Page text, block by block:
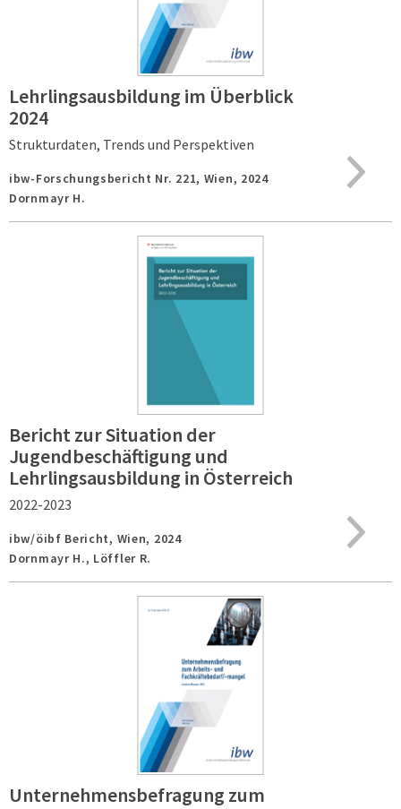
Lehrlingsausbildung im Überblick
2024
Strukturdaten, Trends und Perspektiven
ibw-Forschungsbericht Nr. 221, Wien, 2024
Dornmayr H.
Bericht zur Situation der
Jugendbeschäftigung und
Lehrlingsausbildung in Österreich
2022-2023
ibw/öibf Bericht, Wien, 2024
Dornmayr H., Löffler R.
Unternehmensbefragung zum